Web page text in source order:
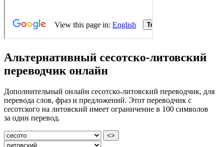
Альтернативный сесотско-литовский
переводчик онлайн
Дополнительный онлайн сесотско-литовский переводчик, для
перевода слов, фраз и предложений. Этот переводчик с
сесотского на литовский имеет ограничение в 100 символов
за один перевод.
<>